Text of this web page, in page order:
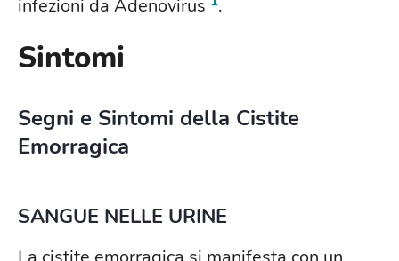
infezioni da Adenovirus .
Sintomi
Segni e Sintomi della Cistite
Emorragica
SANGUE NELLE URINE